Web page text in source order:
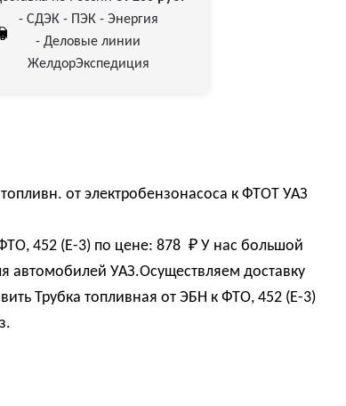
- СДЭК - ПЭК - Энергия
- Деловые линии
ЖелдорЭкспедиция
от электробензонасоса к ФТОТ УАЗ
452 (Е-3) по цене:878 ₽ У нас большой
автомобилей УАЗ.Осуществляем доставку
Трубка топливная от ЭБН к ФТО, 452 (Е-3)